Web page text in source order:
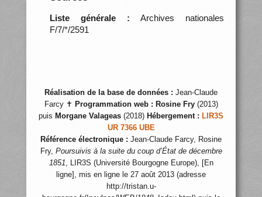
Liste générale : Archives nationales
F/7/*/2591
Réalisation de la base de données : Jean-Claude
Farcy ✝ Programmation web : Rosine Fry(2013)
puis Morgane Valageas (2018) Hébergement : LIR3S
UR 7366 UBE
Référence électronique : Jean-Claude Farcy, Rosine
Fry, Poursuivis à la suite du coup d’État de décembre
1851, LIR3S (Université Bourgogne Europe), [En
ligne], mis en ligne le 27 août 2013 (adresse
http://tristan.u-